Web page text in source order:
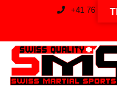
+41 76 537